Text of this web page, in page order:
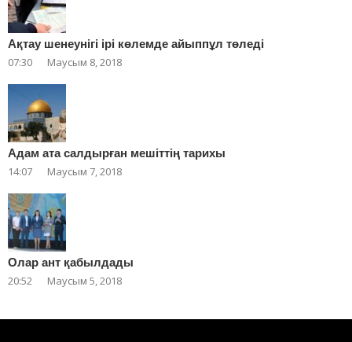
Ақтау шенеунігі ірі көлемде айыппұл төледі
07:30 Маусым 8, 2018
Адам ата салдырған мешіттің тарихы
14:07 Маусым 7, 2018
Олар ант қабылдады
20:52 Маусым 5, 2018